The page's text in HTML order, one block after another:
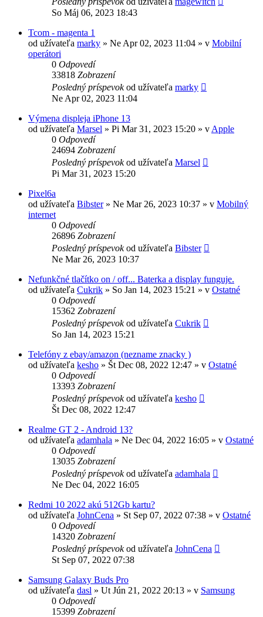
So Máj 06, 2023 18:43
Tcom - magenta 1
od užívateľa marky » Ne Apr 02, 2023 11:04 » v Mobilní
operátori
0 Odpovedí
33818 Zobrazení
Posledný príspevokod užívateľa marky
Ne Apr 02, 2023 11:04
Výmena displeja iPhone 13
od užívateľa Marsel » Pi Mar 31, 2023 15:20 » v Apple
0 Odpovedí
24694 Zobrazení
Posledný príspevokod užívateľa Marsel
Pi Mar 31, 2023 15:20
Pixel6a
od užívateľa Bibster» Ne Mar 26, 2023 10:37 » v Mobilný
internet
0 Odpovedí
26896 Zobrazení
Posledný príspevokod užívateľa Bibster
Ne Mar 26, 2023 10:37
Nefunkčné tlačítko on / off... Baterka a display funguje.
od užívateľa Cukrik » So Jan 14, 2023 15:21 » v Ostatné
0 Odpovedí
15362 Zobrazení
Posledný príspevokod užívateľa Cukrik
So Jan 14, 2023 15:21
Telefóny z ebay/amazon (nezname znacky )
od užívateľa kesho » Št Dec 08, 2022 12:47 » v Ostatné
0 Odpovedí
13393 Zobrazení
Posledný príspevokod užívateľa kesho
Št Dec 08, 2022 12:47
Realme GT 2 - Android 13?
od užívateľa adamhala » Ne Dec 04, 2022 16:05 » v Ostatné
0 Odpovedí
13035 Zobrazení
Posledný príspevokod užívateľa adamhala
Ne Dec 04, 2022 16:05
Redmi 10 2022 akú 512Gb kartu?
od užívateľa JohnCena » St Sep 07, 2022 07:38 » v Ostatné
0 Odpovedí
14320 Zobrazení
Posledný príspevokod užívateľa JohnCena
St Sep 07, 2022 07:38
Samsung Galaxy Buds Pro
od užívateľa dasl » Ut Jún 21, 2022 20:13 » v Samsung
0 Odpovedí
15399 Zobrazení